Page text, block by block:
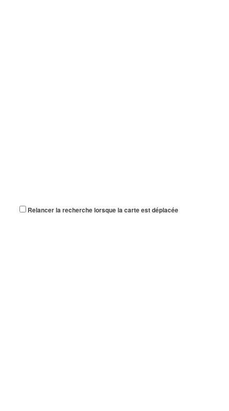
Relancer la recherche lorsque la carte est déplacée